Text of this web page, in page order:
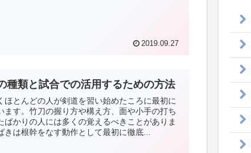
2019.09.27
種類と試合での活用するための方法
ほとんどの人が剣道を習い始めたころに最初に
ます。竹刀の握り方や構え方、面や小手の打ち
ばかりの人には多くの覚えるべきことがありま
きは根幹をなす動作として最初に徹底...